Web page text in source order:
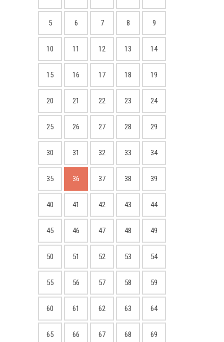
5 6 7 8 9
10 11 12 13 14
15 16 17 18 19
20 21 22 23 24
25 26 27 28 29
30 31 32 33 34
35 36 37 38 39
40 41 42 43 44
45 46 47 48 49
50 51 52 53 54
55 56 57 58 59
60 61 62 63 64
65 66 67 68 69